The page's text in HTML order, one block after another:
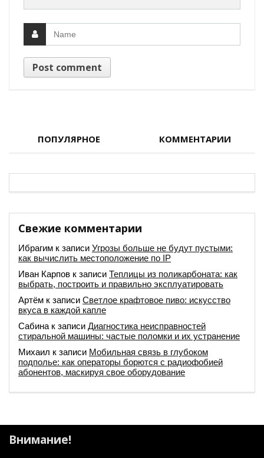
ПОПУЛЯРНОЕ КОММЕНТАРИИ
Свежие комментарии
Ибрагим к записи Угрозы больше не будут пустыми:
как вычислить местоположение по IP
Иван Карпов к записи Теплицы из поликарбоната: как
выбрать, построить и правильно эксплуатировать
Артём к записи Светлое крафтовое пиво: искусство
вкуса в каждой капле
Сабина к записи Диагностика неисправностей
стиральной машины: частые поломки и их устранение
Михаил к записи Мобильная связь в глубоком
подполье: как операторы борются с радиофобией
абонентов, маскируя свое оборудование
Внимание!